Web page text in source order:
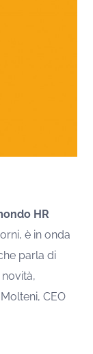
HR
è in onda
parla di
CEO